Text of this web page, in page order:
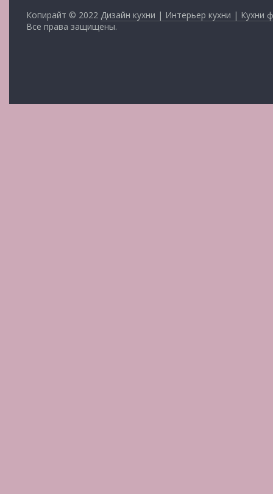
Копирайт © 2022 Дизайн кухни | Интерьер кухни | Кухни
Все права защищены.